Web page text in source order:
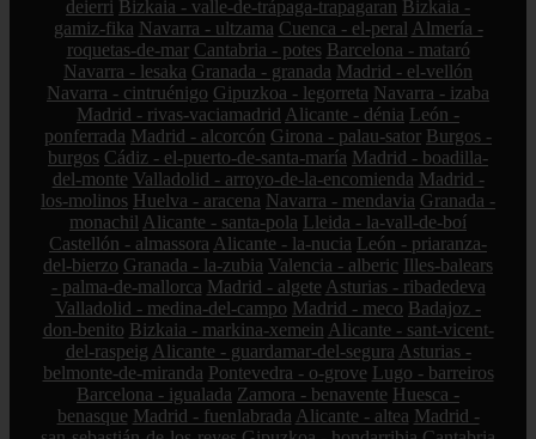
deierri Bizkaia - valle-de-trápaga-trapagaran Bizkaia -
gamiz-fika Navarra - ultzama Cuenca - el-peral Almería -
roquetas-de-mar Cantabria - potes Barcelona - mataró
Navarra - lesaka Granada - granada Madrid - el-vellón
Navarra - cintruénigo Gipuzkoa - legorreta Navarra - izaba
Madrid - rivas-vaciamadrid Alicante - dénia León -
ponferrada Madrid - alcorcón Girona - palau-sator Burgos -
burgos Cádiz - el-puerto-de-santa-maría Madrid - boadilla-
del-monte Valladolid - arroyo-de-la-encomienda Madrid -
los-molinos Huelva - aracena Navarra - mendavia Granada -
monachil Alicante - santa-pola Lleida - la-vall-de-boí
Castellón - almassora Alicante - la-nucia León - priaranza-
del-bierzo Granada - la-zubia Valencia - alberic Illes-balears
- palma-de-mallorca Madrid - algete Asturias - ribadedeva
Valladolid - medina-del-campo Madrid - meco Badajoz -
don-benito Bizkaia - markina-xemein Alicante - sant-vicent-
del-raspeig Alicante - guardamar-del-segura Asturias -
belmonte-de-miranda Pontevedra - o-grove Lugo - barreiros
Barcelona - igualada Zamora - benavente Huesca -
benasque Madrid - fuenlabrada Alicante - altea Madrid -